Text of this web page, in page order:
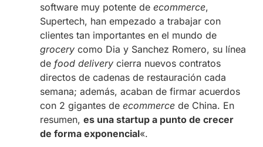
software muy potente de ecommerce,
Supertech, han empezado a trabajar con
clientes tan importantes en el mundo de
grocerycomo Dia y Sanchez Romero, su línea
de food deliverycierra nuevos contratos
directos de cadenas de restauración cada
semana; además, acaban de firmar acuerdos
con 2 gigantes de ecommercede China. En
resumen, es una startup a punto de crecer
de forma exponencial«.